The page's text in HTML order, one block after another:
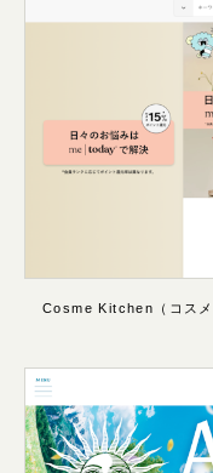
Cosme Kitchen（コス